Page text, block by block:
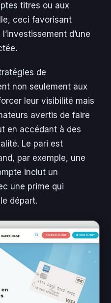
titres ou aux
ceci favorisant
l’investissement d’une
de
non seulement aux
leur visibilité mais
avertis de faire
en accédant à des
Le pari est
par exemple, une
inclut un
une prime qui
départ.